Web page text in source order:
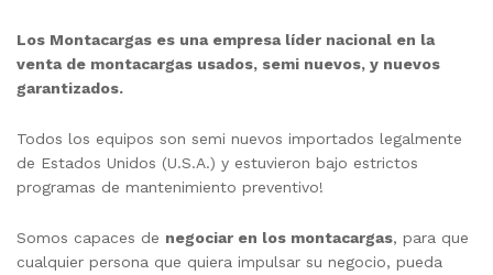
Los Montacargas es una empresa líder nacional en la
venta de montacargas usados, semi nuevos, y nuevos
garantizados.
Todos los equipos son semi nuevos importados legalmente
de Estados Unidos (U.S.A.) y estuvieron bajo estrictos
programas de mantenimiento preventivo!
Somos capaces de negociar en los montacargas, para que
cualquier persona que quiera impulsar su negocio, pueda